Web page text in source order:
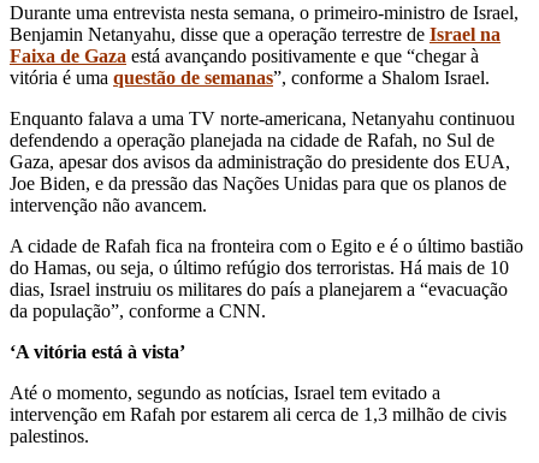
Durante uma entrevista nesta semana, o primeiro-ministro de Israel,
Benjamin Netanyahu, disse que a operação terrestre de Israel na
Faixa de Gaza está avançando positivamente e que “chegar à
vitória é uma questão de semanas”, conforme a Shalom Israel.
Enquanto falava a uma TV norte-americana, Netanyahu continuou
defendendo a operação planejada na cidade de Rafah, no Sul de
Gaza, apesar dos avisos da administração do presidente dos EUA,
Joe Biden, e da pressão das Nações Unidas para que os planos de
intervenção não avancem.
A cidade de Rafah fica na fronteira com o Egito e é o último bastião
do Hamas, ou seja, o último refúgio dos terroristas. Há mais de 10
dias, Israel instruiu os militares do país a planejarem a “evacuação
da população”, conforme a CNN.
‘A vitória está à vista’
Até o momento, segundo as notícias, Israel tem evitado a
intervenção em Rafah por estarem ali cerca de 1,3 milhão de civis
palestinos.